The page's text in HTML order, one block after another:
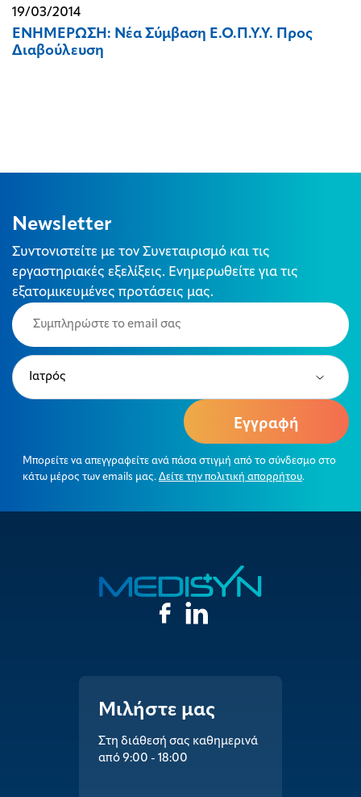
19/03/2014
ΕΝΗΜΕΡΩΣΗ: Νέα Σύμβαση Ε.Ο.Π.Υ.Υ. Προς
Διαβούλευση
Newsletter
Συντονιστείτε με τον Συνεταιρισμό και τις
εργαστηριακές εξελίξεις. Ενημερωθείτε για τις
εξατομικευμένες προτάσεις μας.
Email
(Required)
Type
(Required)
Μπορείτε να απεγγραφείτε ανά πάσα στιγμή από το σύνδεσμο στο
κάτω μέρος των emails μας. Δείτε την πολιτική απορρήτου.
Μιλήστε μας
Στη διάθεσή σας καθημερινά
από 9:00 - 18:00